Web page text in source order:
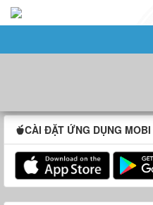
CÀI ĐẶT ỨNG DỤNG MOBI